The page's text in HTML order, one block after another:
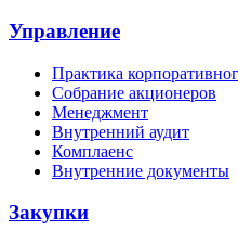
Управление
Практика
Собрание акционеров
Менеджмент
Внутренний аудит
Комплаенс
Внутренние документы
Закупки